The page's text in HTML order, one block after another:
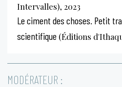
Intervalles), 2023
Le ciment des choses. Petit
scientifique (Éditions
MODÉRATEUR :